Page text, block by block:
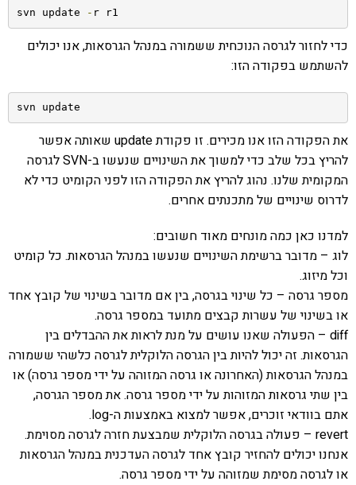
svn update - r r1
כדי לחזור לגרסה הנוכחית ששמורה במנהל הגרסאות, אנו יכולים
להשתמש בפקודה הזו:
svn update
את הפקודה הזו אנו מכירים. זו פקודת update שאותה אפשר
להריץ בכל שלב כדי למשוך את השינויים שנעשו ב-SVN לגרסה
המקומית שלנו. נהוג להריץ את הפקודה הזו לפני הקומיט כדי לא
לדרוס שינויים של מתכנתים אחרים.
למדנו כאן כמה מונחים מאוד חשובים:
לוג – מדובר ברשימת השינויים שנעשו במנהל הגרסאות. כל קומיט
וכל מיזוג.
מספר גרסה – כל שינוי בגרסה, בין אם מדובר בשינוי של קובץ אחד
או בשינוי של עשרות קבצים מתועד במספר גרסה.
diff – הפעולה שאנו עושים על מנת לראות את ההבדלים בין
הגרסאות. זה יכול להיות בין הגרסה הלוקלית לגרסה כלשהי ששמורה
במנהל הגרסאות (האחרונה או גרסה המזוהה על ידי מספר גרסה) או
בין שתי גרסאות המזוהות על ידי מספר גרסה. את מספר הגרסה,
אתם בוודאי זוכרים, אפשר למצוא באמצעות ה-log.
revert – פעולה בגרסה הלוקלית שמבצעת חזרה לגרסה מסוימת.
אנחנו יכולים להחזיר קובץ אחד לגרסה העדכנית במנהל הגרסאות
או לגרסה מסימת שמזוהה על ידי מספר גרסה.